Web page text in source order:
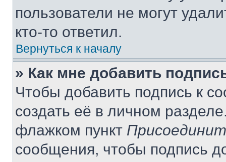
пользователи не могут
кто-то ответил.
Вернуться к началу
» Как мне добавить
Чтобы добавить подпись к
создать её в личном
флажком пункт
сообщения, чтобы подпись